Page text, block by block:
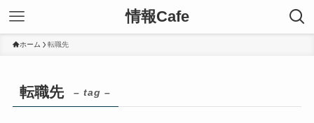
情報Cafe
ホーム 転職先
転職先 – tag –